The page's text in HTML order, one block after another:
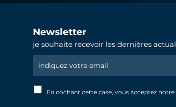
Newsletter
je souhaite recevoir les dernières
Newsletter
Signup
En cochant cette case, vous acceptez notre